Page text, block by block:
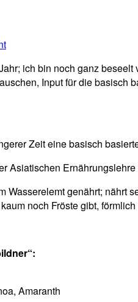
ich bin noch ganz
Input für die
Zeit eine basisch
Asiatischen
Wasserelemt genährt;
noch Fröste gibt, förmlich
Amaranth